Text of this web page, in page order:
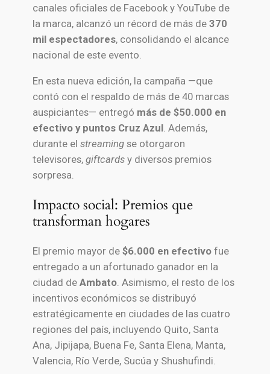
canales oficiales de Facebook y YouTube de
la marca, alcanzó un récord de más de 370
mil espectadores, consolidando el alcance
nacional de este evento.
En esta nueva edición, la campaña —que
contó con el respaldo de más de 40 marcas
auspiciantes— entregó más de $50.000 en
efectivo y puntos Cruz Azul. Además,
durante el streamingse otorgaron
televisores, giftcardsy diversos premios
sorpresa.
Impacto social: Premios que
transforman hogares
El premio mayor de $6.000 en efectivofue
entregado a un afortunado ganador en la
ciudad de Ambato. Asimismo, el resto de los
incentivos económicos se distribuyó
estratégicamente en ciudades de las cuatro
regiones del país, incluyendo Quito, Santa
Ana, Jipijapa, Buena Fe, Santa Elena, Manta,
Valencia, Río Verde, Sucúa y Shushufindi.